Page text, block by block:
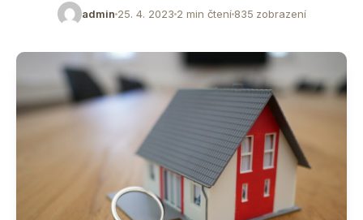
admin 25. 4. 2023 2 min čtení835 zobrazení